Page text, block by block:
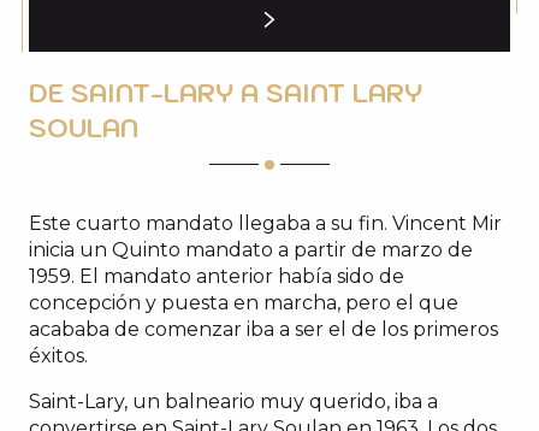
DE SAINT-LARY A SAINT LARY
SOULAN
Este cuarto mandato llegaba a su fin. Vincent Mir
inicia un Quinto mandato a partir de marzo de
1959. El mandato anterior había sido de
concepción y puesta en marcha, pero el que
acababa de comenzar iba a ser el de los primeros
éxitos.
Saint-Lary, un balneario muy querido, iba a